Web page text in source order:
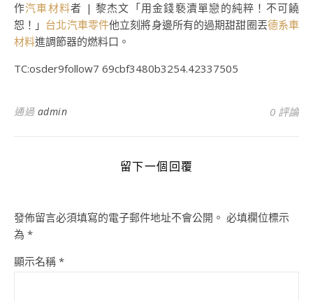
作汽車材料者 | 黎杰文「用金錢褻瀆單戀的純粹！不可饒
恕！」 台北汽車零件他立刻將身邊所有的過期甜甜圈丟德系車
材料進調節器的燃料口。
TC:osder9follow7 69cbf3480b3254.42337505
通過 admin 0 評論
留下一個回覆
發佈留言必須填寫的電子郵件地址不會公開。 必填欄位標示
為 *
顯示名稱 *